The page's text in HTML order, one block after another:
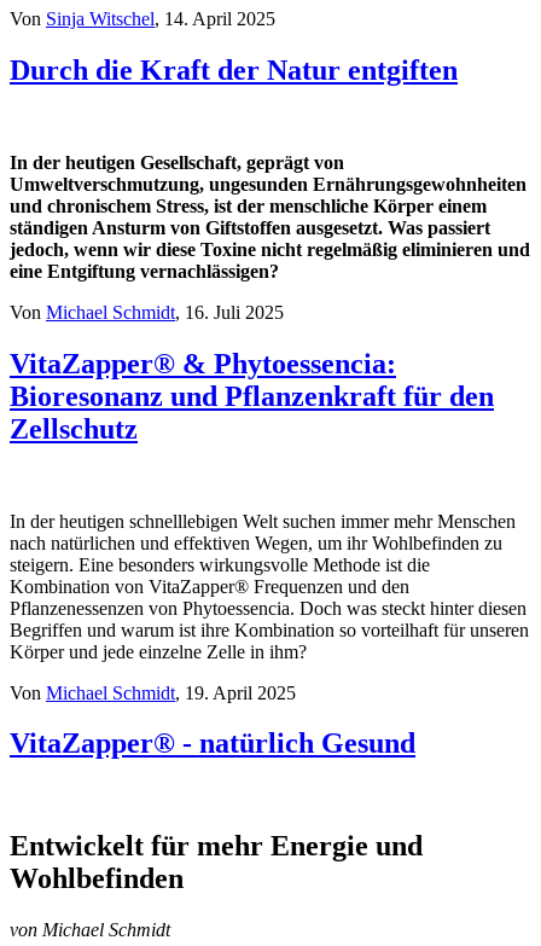
Von Sinja Witschel, 14. April 2025
Durch die Kraft der Natur entgiften
In der heutigen Gesellschaft, geprägt von
Umweltverschmutzung, ungesunden Ernährungsgewohnheiten
und chronischem Stress, ist der menschliche Körper einem
ständigen Ansturm von Giftstoffen ausgesetzt. Was passiert
jedoch, wenn wir diese Toxine nicht regelmäßig eliminieren und
eine Entgiftung vernachlässigen?
Von Michael Schmidt, 16. Juli 2025
VitaZapper® & Phytoessencia:
Bioresonanz und Pflanzenkraft für den
Zellschutz
In der heutigen schnelllebigen Welt suchen immer mehr Menschen
nach natürlichen und effektiven Wegen, um ihr Wohlbefinden zu
steigern. Eine besonders wirkungsvolle Methode ist die
Kombination von VitaZapper® Frequenzen und den
Pflanzenessenzen von Phytoessencia. Doch was steckt hinter diesen
Begriffen und warum ist ihre Kombination so vorteilhaft für unseren
Körper und jede einzelne Zelle in ihm?
Von Michael Schmidt, 19. April 2025
VitaZapper® - natürlich Gesund
Entwickelt für mehr Energie und
Wohlbefinden
von Michael Schmidt